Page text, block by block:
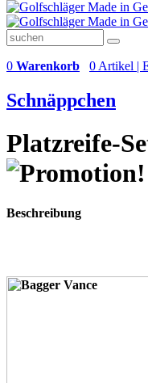
0 Warenkorb 0 Artikel |
Schnäppchen
Platzreife-
Beschreibung